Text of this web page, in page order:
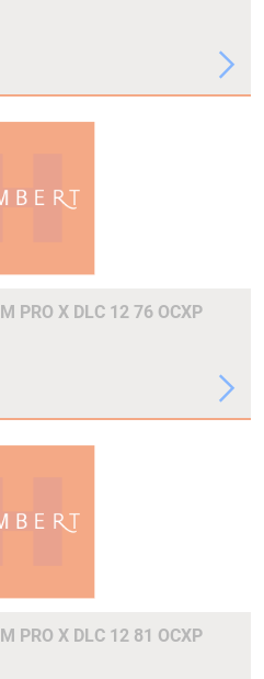
PRO X DLC 12 76 OCXP
PRO X DLC 12 81 OCXP